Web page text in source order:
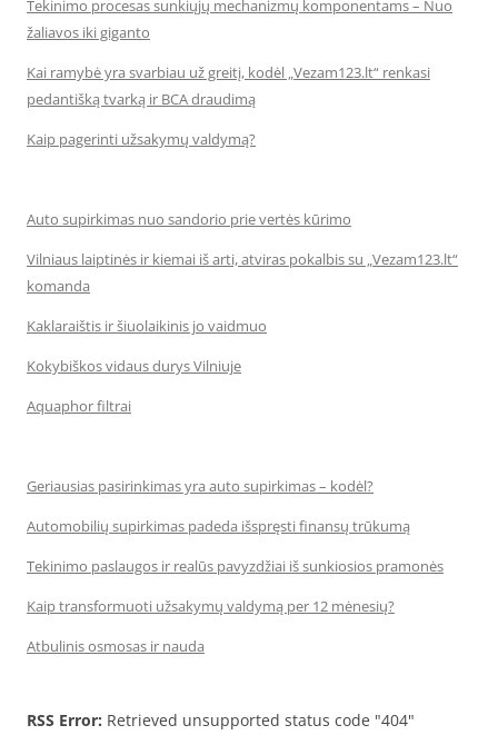
Tekinimo procesas sunkiųjų mechanizmų komponentams – Nuo
žaliavos iki giganto
Kai ramybė yra svarbiau už greitį, kodėl „Vezam123.lt“ renkasi
pedantišką tvarką ir BCA draudimą
Kaip pagerinti užsakymų valdymą?
Auto supirkimas nuo sandorio prie vertės kūrimo
Vilniaus laiptinės ir kiemai iš arti, atviras pokalbis su „Vezam123.lt“
komanda
Kaklaraištis ir šiuolaikinis jo vaidmuo
Kokybiškos vidaus durys Vilniuje
Aquaphor filtrai
Geriausias pasirinkimas yra auto supirkimas – kodėl?
Automobilių supirkimas padeda išspręsti finansų trūkumą
Tekinimo paslaugos ir realūs pavyzdžiai iš sunkiosios pramonės
Kaip transformuoti užsakymų valdymą per 12 mėnesių?
Atbulinis osmosas ir nauda
RSS Error: Retrieved unsupported status code "404"